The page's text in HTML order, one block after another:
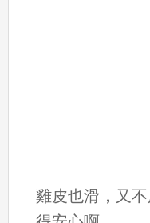
雞皮也滑，又